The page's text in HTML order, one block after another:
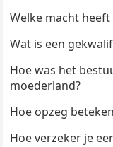
Welke macht
Wat is een
Hoe was het
moederland?
Hoe opzeg
Hoe verzeker je